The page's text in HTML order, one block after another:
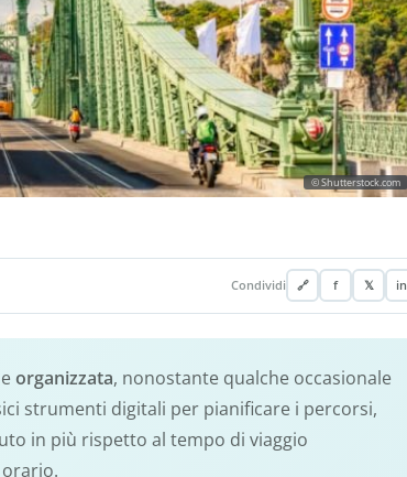
© Shutterstock.com
Condividi 🔗 f 𝕏 in
eorganizzata, nonostante qualche occasionale
strumenti digitali per pianificare i percorsi,
in più rispetto al tempo di viaggio